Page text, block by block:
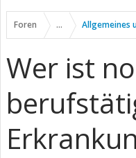
Foren ... Allgemeines
Wer ist